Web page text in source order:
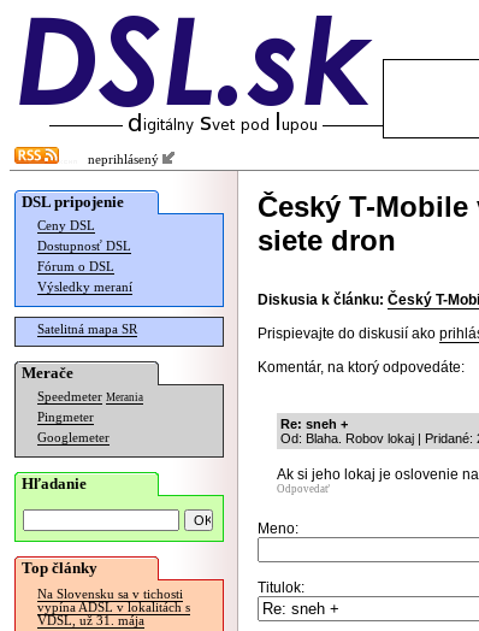
neprihlásený
DSL pripojenie
Ceny DSL
Dostupnosť DSL
Fórum o DSL
Výsledky meraní
Satelitná mapa SR
Merače
Speedmeter Merania
Pingmeter
Googlemeter
Hľadanie
Top články
Na Slovensku sa v tichosti
vypína ADSL v lokalitách s
VDSL, už 31. mája
Český T-
siete dron
Diskusia k článku: Český T-
Prispievajte do diskusií ako
Komentár, na ktorý odpovedáte:
Re: sneh +
Od: Blaha. Robov lokaj | Pridané:
Ak si jeho lokaj je oslovenie
Odpovedať
Meno:
Titulok: